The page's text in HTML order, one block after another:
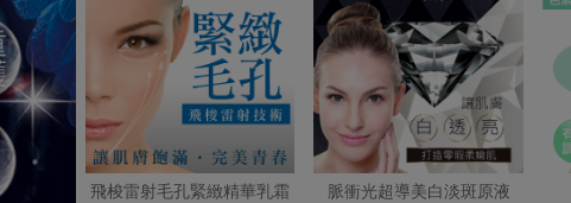
飛梭雷射毛孔緊緻精華乳霜 脈衝光超導美白淡斑原液